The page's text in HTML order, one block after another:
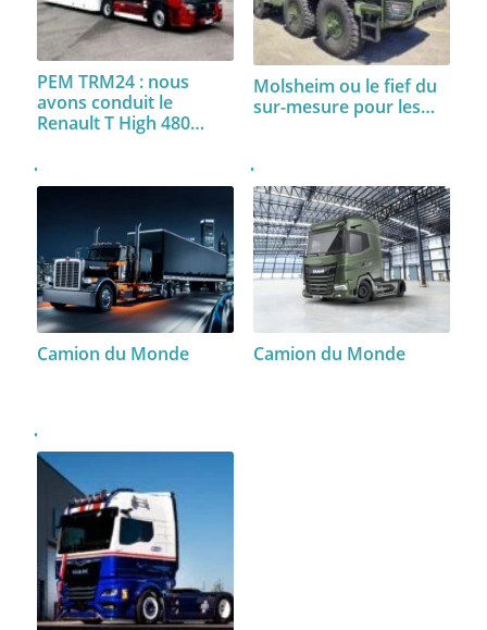
PEM TRM24 : nous
avons conduit le
Renault T High 480…
Molsheim ou le fief du
sur-mesure pour les…
Camion du Monde Camion du Monde